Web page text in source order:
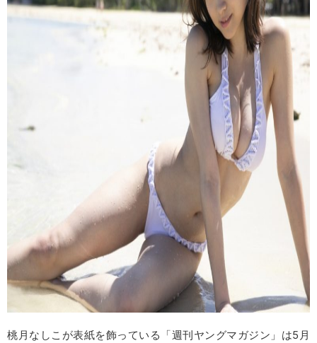
桃月なしこが表紙を飾っている「週刊ヤングマガジン」は5月